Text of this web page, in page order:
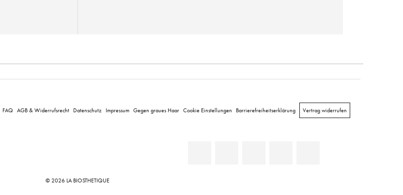
FAQ AGB & Widerrufsrecht Datenschutz Impressum Gegen graues Haar Cookie Einstellungen Barrierefreiheitserklärung Vertrag widerrufen
© 2026 LA BIOSTHETIQUE